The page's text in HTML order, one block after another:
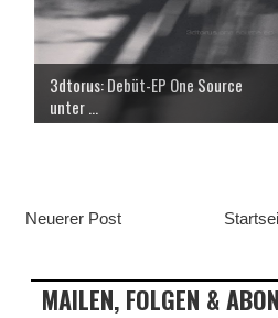
3dtorus: Debüt-EP One Source
unter ...
Neuerer Post
MAILEN, FOLGEN &